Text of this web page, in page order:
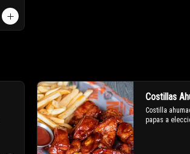
Costillas
Costilla
papas a